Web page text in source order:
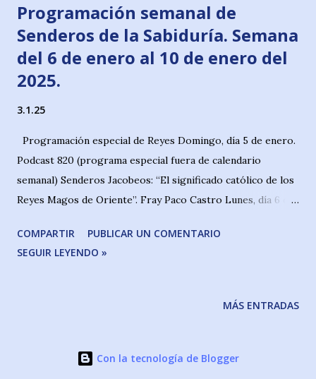
Programación semanal de
Senderos de la Sabiduría. Semana
del 6 de enero al 10 de enero del
2025.
3.1.25
Programación especial de Reyes Domingo, día 5 de enero.
Podcast 820 (programa especial fuera de calendario
semanal) Senderos Jacobeos: “El significado católico de los
Reyes Magos de Oriente”. Fray Paco Castro Lunes, día 6 de
Leyenda Jacobea: “Los Reyes Magos”. Alberto Solana de
Quesada Senderos Jacobeos: Meditaciones para el Camino
corazón”. Fray Paco Castro Martes, día 7 de enero. Podcast
vida y hacia el Señor. Raúl-Fernando Gómez Miércoles, 8 de
COMPARTIR
PUBLICAR UN COMENTARIO
SEGUIR LEYENDO »
MÁS ENTRADAS
Con la tecnología de Blogger